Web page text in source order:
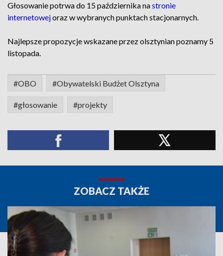
Głosowanie potrwa do 15 października nastronie
internetowejoraz w wybranych punktach stacjonarnych.
Najlepsze propozycje wskazane przez olsztynian poznamy 5
listopada.
#OBO #Obywatelski Budżet Olsztyna
#głosowanie #projekty
ZOBACZ TAKŻE